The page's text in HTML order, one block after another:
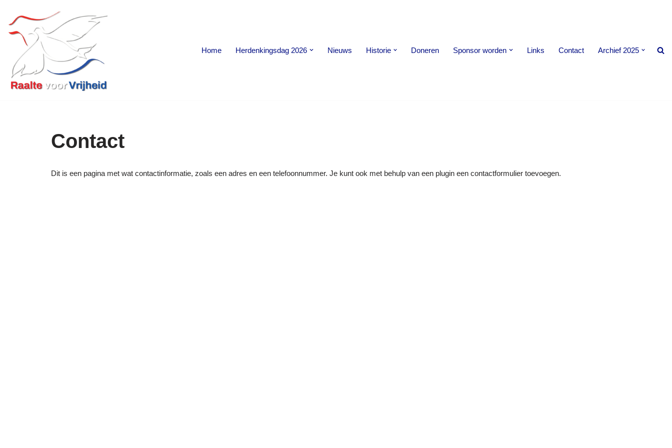
Ga
inhoud
Home Herdenkingsdag 2026 Nieuws Historie Doneren Sponsor worden Links Contact Archief 2025
Contact
Dit is een pagina met wat contactinformatie, zoals een adres en een telefoonnummer. Je kunt ook met behulp van een plugin een contactformulier toevoegen.